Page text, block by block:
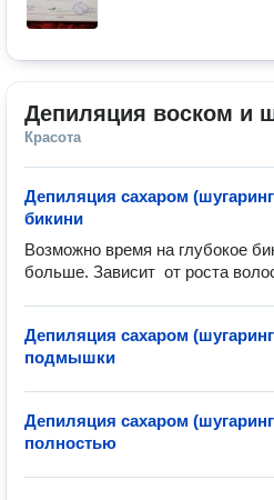
Депиляция воском и
Красота
Депиляция сахаром
бикини
Возможно время на глубокое
Депиляция сахаром
подмышки
Депиляция сахаром
полностью